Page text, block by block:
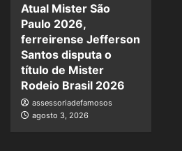
Atual Mister São
Paulo 2026,
ferreirense Jefferson
Santos disputa o
título de Mister
Rodeio Brasil 2026
assessoriadefamosos
agosto 3, 2026